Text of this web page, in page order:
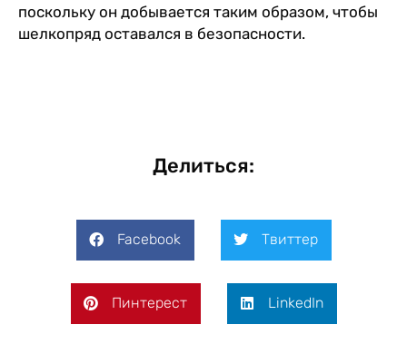
поскольку он добывается таким образом, чтобы
шелкопряд оставался в безопасности.
Делиться:
Facebook Твиттер
Пинтерест LinkedIn